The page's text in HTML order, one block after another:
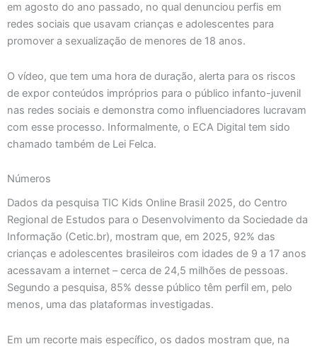
em agosto do ano passado, no qual denunciou perfis em
redes sociais que usavam crianças e adolescentes para
promover a sexualização de menores de 18 anos.
O vídeo, que tem uma hora de duração, alerta para os riscos
de expor conteúdos impróprios para o público infanto-juvenil
nas redes sociais e demonstra como influenciadores lucravam
com esse processo. Informalmente, o ECA Digital tem sido
chamado também de Lei Felca.
Números
Dados da pesquisa TIC Kids Online Brasil 2025, do Centro
Regional de Estudos para o Desenvolvimento da Sociedade da
Informação (Cetic.br), mostram que, em 2025, 92% das
crianças e adolescentes brasileiros com idades de 9 a 17 anos
acessavam a internet – cerca de 24,5 milhões de pessoas.
Segundo a pesquisa, 85% desse público têm perfil em, pelo
menos, uma das plataformas investigadas.
Em um recorte mais específico, os dados mostram que, na